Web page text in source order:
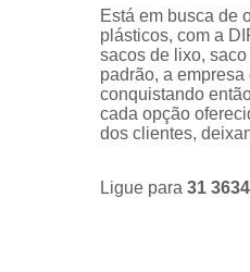
Está em busca de
plásticos, com a
sacos de lixo,
padrão, a
conquistando
cada opção
dos clientes,
Ligue para 31